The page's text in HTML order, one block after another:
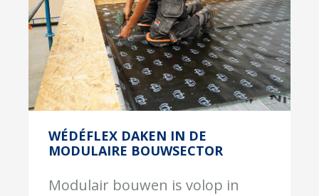
WÉDÉFLEX DAKEN IN DE
MODULAIRE BOUWSECTOR
Modulair bouwen is volop in